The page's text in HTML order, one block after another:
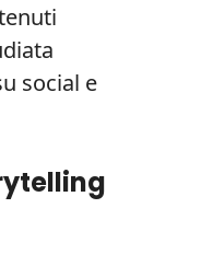
social e